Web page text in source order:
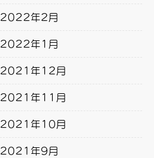
2022年2月
2022年1月
2021年12月
2021年11月
2021年10月
2021年9月